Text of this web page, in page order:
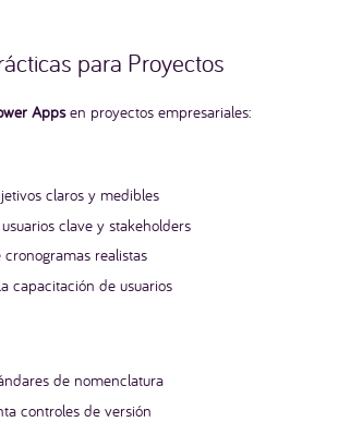
para Proyectos
Appsen proyectos empresariales:
claros y medibles
clave y stakeholders
cronogramas realistas
capacitación de usuarios
de nomenclatura
controles de versión